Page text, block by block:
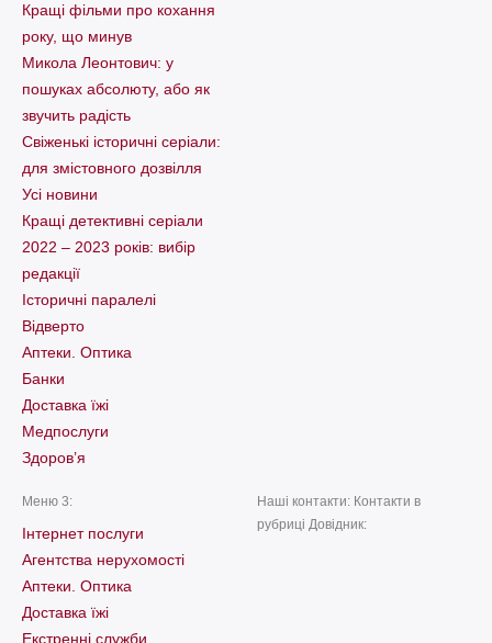
Кращі фільми про кохання
року, що минув
Микола Леонтович: у
пошуках абсолюту, або як
звучить радість
Свіженькі історичні серіали:
для змістовного дозвілля
Усі новини
Кращі детективні серіали
2022 – 2023 років: вибір
редакції
Історичні паралелі
Відверто
Аптеки. Оптика
Банки
Доставка їжі
Медпослуги
Здоров’я
Меню 3:
Інтернет послуги
Агентства нерухомості
Аптеки. Оптика
Доставка їжі
Екстренні служби
Наші контакти: Контакти в
рубриці Довідник: